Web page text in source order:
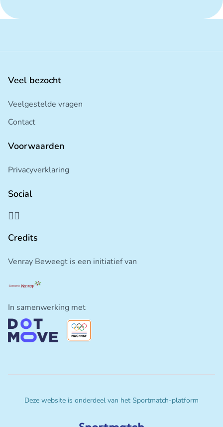
Veel bezocht
Veelgestelde vragen
Contact
Voorwaarden
Privacyverklaring
Social
Credits
Venray Beweegt is een initiatief van
In samenwerking met
Deze website is onderdeel van het Sportmatch-platform